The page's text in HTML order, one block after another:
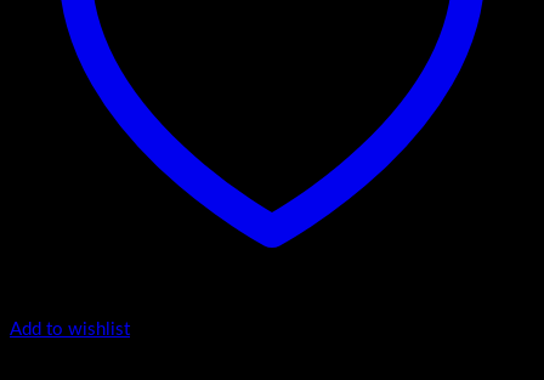
Add to wishlist